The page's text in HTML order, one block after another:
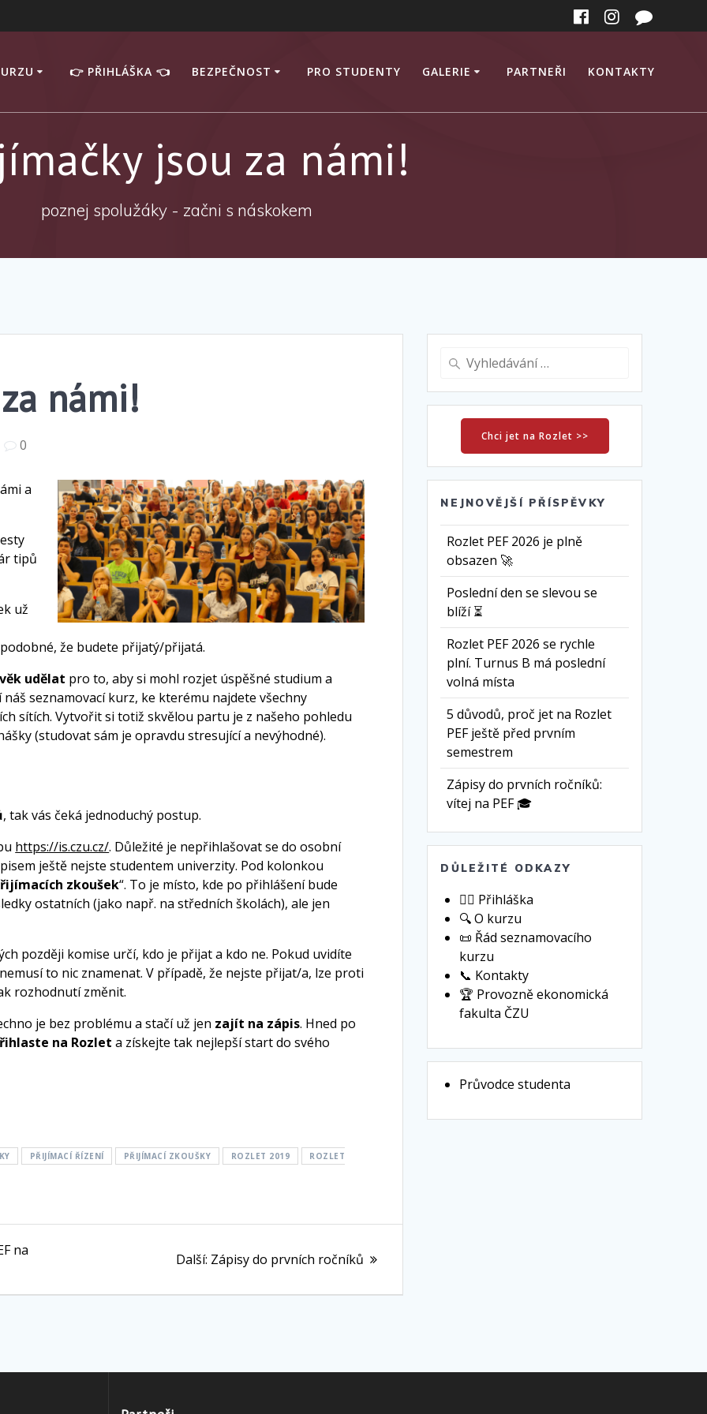
👉 PŘIHLÁŠKA 👈 BEZPEČNOST PRO STUDENTY GALERIE PARTNEŘI KONTAKTY
jsou za námi!
poznej spolužáky - začni s náskokem
námi!
0
a
tipů
už
že budete přijatý/přijatá.
udělat pro to, aby si mohl rozjet úspěšné studium a
náš seznamovací kurz, ke kterému najdete všechny
sítích. Vytvořit si totiž skvělou partu je z našeho pohledu
(studovat sám je opravdu stresující a nevýhodné).
, tak vás čeká jednoduchý postup.
https://is.czu.cz/. Důležité je nepřihlašovat se do osobní
ještě nejste studentem univerzity. Pod kolonkou
zkoušek“. To je místo, kde po přihlášení bude
ostatních (jako např. na středních školách), ale jen
později komise určí, kdo je přijat a kdo ne. Pokud uvidíte
to nic znamenat.V případě, že nejste přijat/a, lze proti
rozhodnutí změnit.
je bez problému a stačí už jen zajít na zápis. Hned po
na Rozlet a získejte tak nejlepší start do svého
PŘIJÍMACÍ ŘÍZENÍ PŘIJÍMACÍ ZKOUŠKY ROZLET 2019
ROZLET
na
Další: Další
Zápisy do prvních ročníků
Vyhledat:
Chci jet na Rozlet >>
NEJNOVĚJŠÍ PŘÍSPĚVKY
Rozlet PEF 2026 je plně
obsazen 🚀
Poslední den se slevou se
blíží ⏳
Rozlet PEF 2026 se rychle
plní. Turnus B má poslední
volná místa
5 důvodů, proč jet na Rozlet
PEF ještě před prvním
semestrem
Zápisy do prvních ročníků:
vítej na PEF 🎓
DŮLEŽITÉ ODKAZY
🙋‍♀️ Přihláška
🔍 O kurzu
📜 Řád seznamovacího
kurzu
📞 Kontakty
🏆 Provozně ekonomická
fakulta ČZU
Průvodce studenta